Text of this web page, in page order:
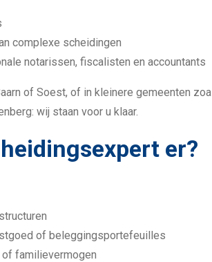
complexe scheidingen
notarissen, fiscalisten en accountants
of Soest, of in kleinere gemeenten
wij staan voor u klaar.
er?
of beleggingsportefeuilles
familievermogen